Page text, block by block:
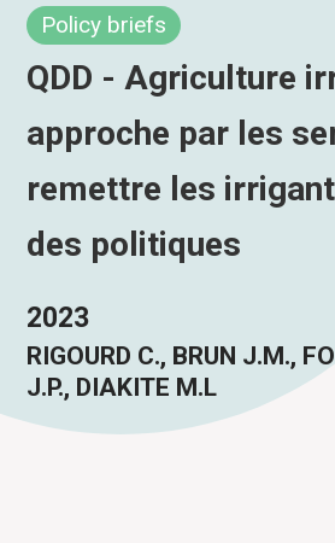
Policy briefs
QDD - Agriculture
approche par les
remettre les
des politiques
2023
RIGOURD C., BRUN J.M.,
J.P., DIAKITE M.L